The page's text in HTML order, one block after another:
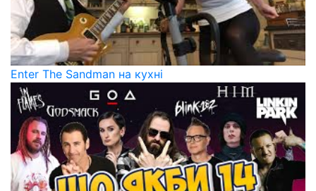
Enter The Sandman на кухні